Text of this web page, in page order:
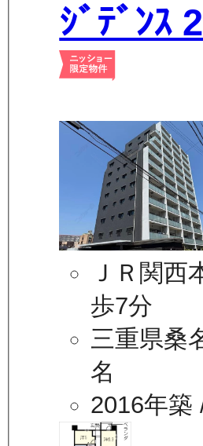
ｼﾞﾃﾞﾝｽ
ＪＲ関西
歩7分
三重県桑
名
2016年築